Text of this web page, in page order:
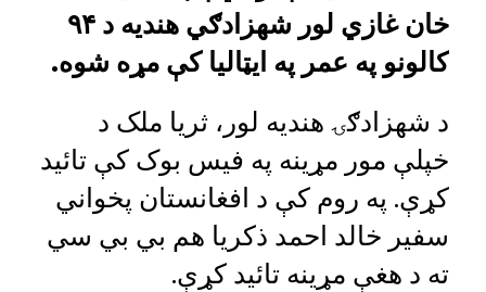
خان غازي لور شهزادګي هندیه د ۹۴
کالونو په عمر په ایټالیا کې مړه شوه.
د شهزادګۍ هندیه لور، ثریا ملک د
خپلې مور مړینه په فیس بوک کې تائید
کړې. په روم کې د افغانستان پخواني
سفیر خالد احمد ذکریا هم بي بي سي
ته د هغې مړینه تائید کړې.